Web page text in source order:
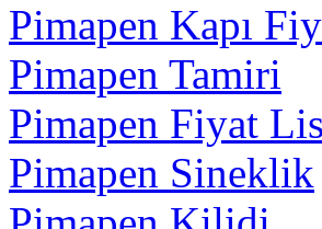
Pimapen Kapı
Pimapen Tamiri
Pimapen Fiyat
Pimapen Sineklik